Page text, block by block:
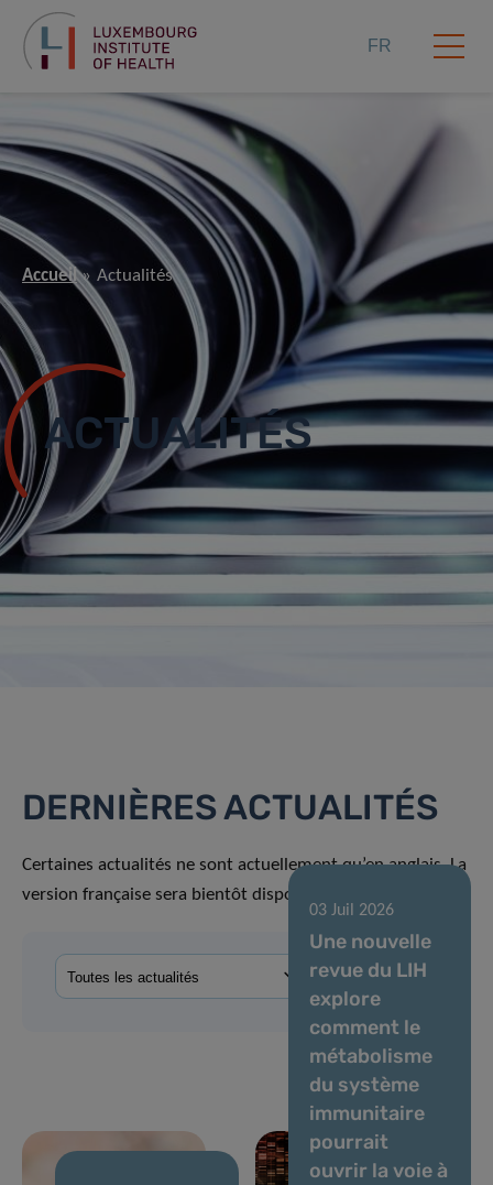
FR
Accueil Actualités
ACTUALITÉS
DERNIÈRES ACTUALITÉS
Certaines actualités ne sont actuellement qu’en anglais. La
version française sera bientôt disponible.
03 Juil 2026
Une nouvelle
revue du LIH
explore
comment le
métabolisme
du système
immunitaire
pourrait
ouvrir la voie à